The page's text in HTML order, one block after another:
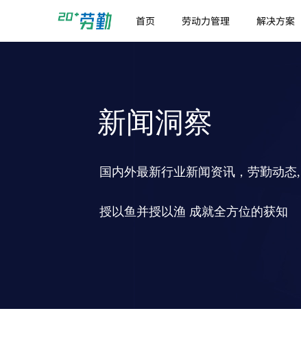
首页 劳动力管理 解决方案
国内外最新行业新闻资讯，劳勤动态,
授以鱼并授以渔 成就全方位的获知
新闻洞察